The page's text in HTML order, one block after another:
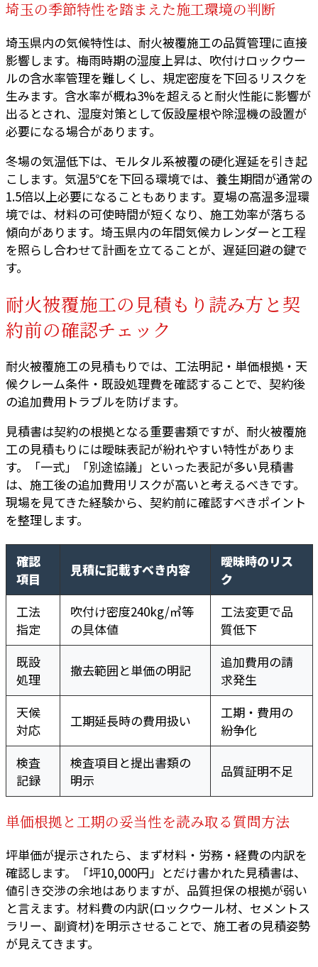
埼玉の季節特性を踏まえた施工環境の判断
埼玉県内の気候特性は、耐火被覆施工の品質管理に直接
影響します。梅雨時期の湿度上昇は、吹付けロックウー
ルの含水率管理を難しくし、規定密度を下回るリスクを
生みます。含水率が概ね3%を超えると耐火性能に影響が
出るとされ、湿度対策として仮設屋根や除湿機の設置が
必要になる場合があります。
冬場の気温低下は、モルタル系被覆の硬化遅延を引き起
こします。気温5℃を下回る環境では、養生期間が通常の
1.5倍以上必要になることもあります。夏場の高温多湿環
境では、材料の可使時間が短くなり、施工効率が落ちる
傾向があります。埼玉県内の年間気候カレンダーと工程
を照らし合わせて計画を立てることが、遅延回避の鍵で
す。
耐火被覆施工の見積もり読み方と契
約前の確認チェック
耐火被覆施工の見積もりでは、工法明記・単価根拠・天
候クレーム条件・既設処理費を確認することで、契約後
の追加費用トラブルを防げます。
見積書は契約の根拠となる重要書類ですが、耐火被覆施
工の見積もりには曖昧表記が紛れやすい特性がありま
す。「一式」「別途協議」といった表記が多い見積書
は、施工後の追加費用リスクが高いと考えるべきです。
現場を見てきた経験から、契約前に確認すべきポイント
を整理します。
確認
項目
見積に記載すべき内容
曖昧時のリス
ク
工法
指定
吹付け密度240kg/㎥等
の具体値
工法変更で品
質低下
既設
処理
撤去範囲と単価の明記
追加費用の請
求発生
天候
対応
工期延長時の費用扱い
工期・費用の
紛争化
検査
記録
検査項目と提出書類の
明示
品質証明不足
単価根拠と工期の妥当性を読み取る質問方法
坪単価が提示されたら、まず材料・労務・経費の内訳を
確認します。「坪10,000円」とだけ書かれた見積書は、
値引き交渉の余地はありますが、品質担保の根拠が弱い
と言えます。材料費の内訳(ロックウール材、セメントス
ラリー、副資材)を明示させることで、施工者の見積姿勢
が見えてきます。